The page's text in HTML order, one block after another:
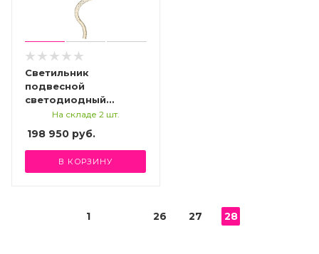
Светильник
подвесной
светодиодный
Stilfort 4021/09/20P,
На складе 2 шт.
198 950 руб.
В КОРЗИНУ
1 26 27 28